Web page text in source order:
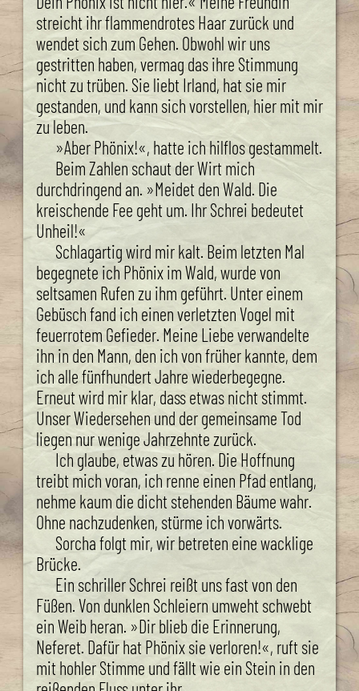
streicht ihr flammendrotes Haar zurück und
wendet sich zum Gehen. Obwohl wir uns
gestritten haben, vermag das ihre Stimmung
nicht zu trüben. Sie liebt Irland, hat sie mir
gestanden, und kann sich vorstellen, hier mit mir
zu leben.
»Aber Phönix!«, hatte ich hilflos gestammelt.
Beim Zahlen schaut der Wirt mich
durchdringend an. »Meidet den Wald. Die
kreischende Fee geht um. Ihr Schrei bedeutet
Unheil!«
Schlagartig wird mir kalt. Beim letzten Mal
begegnete ich Phönix im Wald, wurde von
seltsamen Rufen zu ihm geführt. Unter einem
Gebüsch fand ich einen verletzten Vogel mit
feuerrotem Gefieder. Meine Liebe verwandelte
ihn in den Mann, den ich von früher kannte, dem
ich alle fünfhundert Jahre wiederbegegne.
Erneut wird mir klar, dass etwas nicht stimmt.
Unser Wiedersehen und der gemeinsame Tod
liegen nur wenige Jahrzehnte zurück.
Ich glaube, etwas zu hören. Die Hoffnung
treibt mich voran, ich renne einen Pfad entlang,
nehme kaum die dicht stehenden Bäume wahr.
Ohne nachzudenken, stürme ich vorwärts.
Sorcha folgt mir, wir betreten eine wacklige
Brücke.
Ein schriller Schrei reißt uns fast von den
Füßen. Von dunklen Schleiern umweht schwebt
ein Weib heran. »Dir blieb die Erinnerung,
Neferet. Dafür hat Phönix sie verloren!«, ruft sie
mit hohler Stimme und fällt wie ein Stein in den